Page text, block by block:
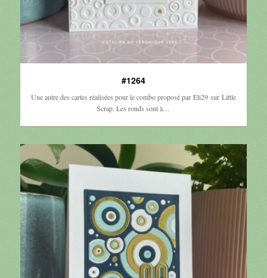
#1264
Une autre des cartes réalisées pour le combo proposé par Eli29 sur Little
Scrap. Les ronds sont à…